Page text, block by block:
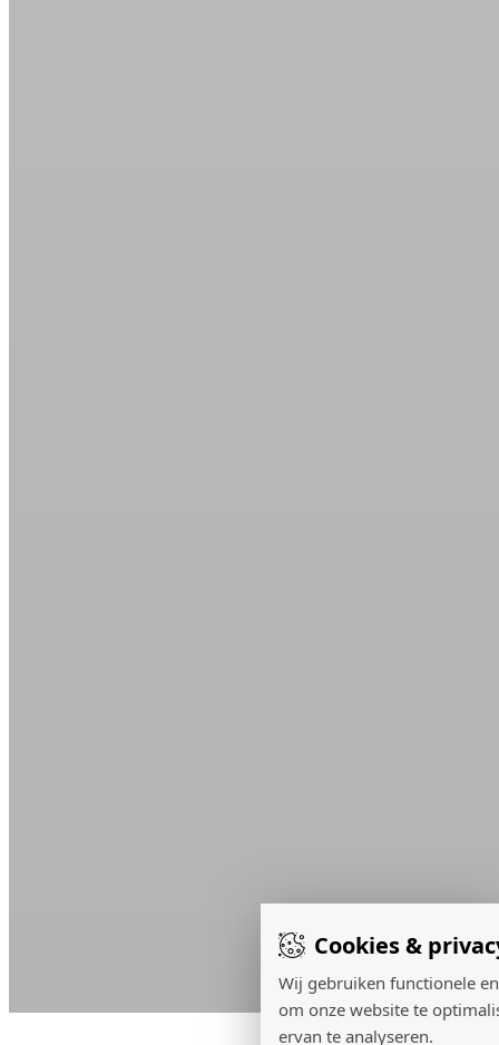
Cookies &
Wij gebruiken functionele
om onze website te
ervan te analyseren.